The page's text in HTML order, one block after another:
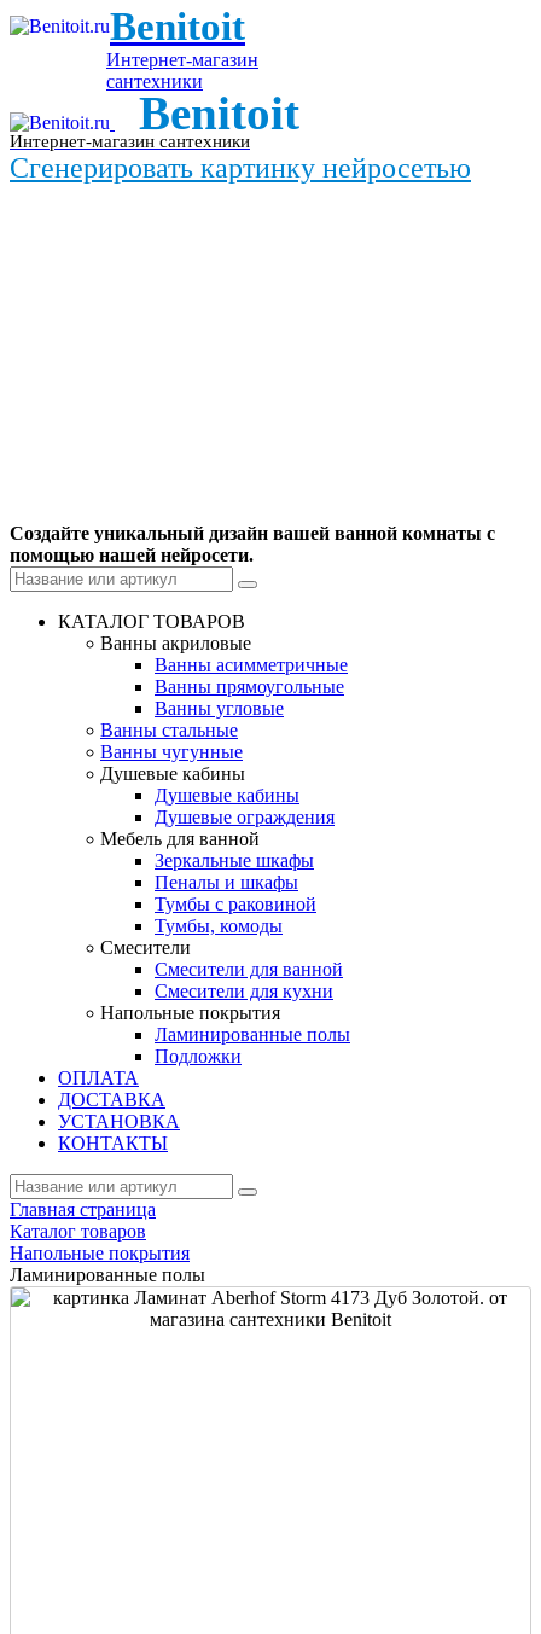
Benitoit
Интернет-магазин
сантехники
Benitoit
Интернет-магазин сантехники
Сгенерировать картинку нейросетью
Создайте уникальный дизайн вашей ванной комнаты с
помощью нашей нейросети.
КАТАЛОГ ТОВАРОВ
Ванны акриловые
Ванны асимметричные
Ванны прямоугольные
Ванны угловые
Ванны стальные
Ванны чугунные
Душевые кабины
Душевые кабины
Душевые ограждения
Мебель для ванной
Зеркальные шкафы
Пеналы и шкафы
Тумбы с раковиной
Тумбы, комоды
Смесители
Смесители для ванной
Смесители для кухни
Напольные покрытия
Ламинированные полы
Подложки
ОПЛАТА
ДОСТАВКА
УСТАНОВКА
КОНТАКТЫ
Главная страница
Каталог товаров
Напольные покрытия
Ламинированные полы